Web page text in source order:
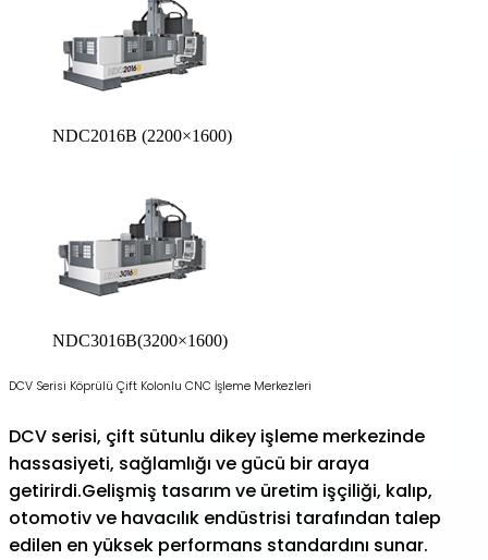
NDC2016B (2200×1600)
NDC3016B(3200×1600)
DCV Serisi Köprülü Çift Kolonlu CNC İşleme Merkezleri
DCV serisi, çift sütunlu dikey işleme merkezinde
hassasiyeti, sağlamlığı ve gücü bir araya
getirirdi.Gelişmiş tasarım ve üretim işçiliği, kalıp,
otomotiv ve havacılık endüstrisi tarafından talep
edilen en yüksek performans standardını sunar.